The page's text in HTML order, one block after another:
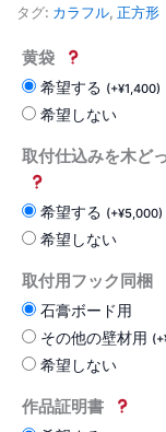
タグ: カラフル, 正方形
黄袋
希望する (+¥1,400)
希望しない
取付仕込みを木ど
希望する (+¥5,000)
希望しない
取付用フック同梱
石膏ボード用
その他の壁材用 (+
希望しない
作品証明書